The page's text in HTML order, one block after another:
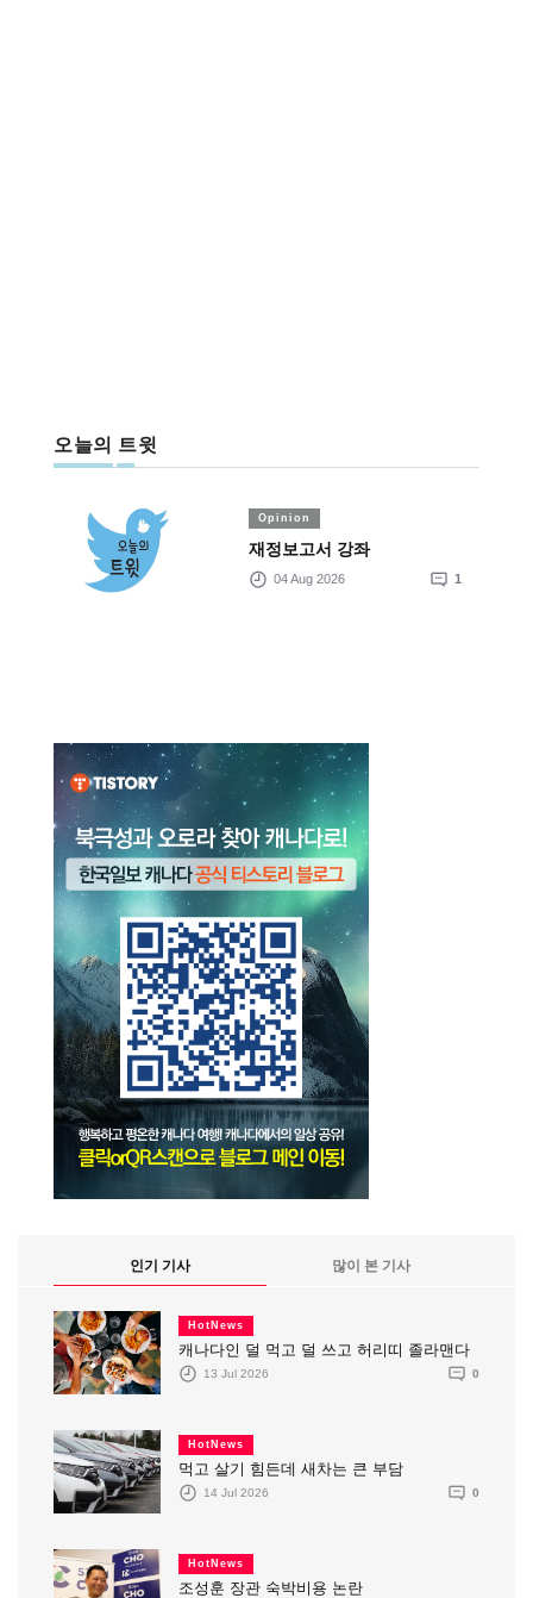
오늘의 트윗
Opinion
재정보고서 강좌
04 Aug 2026 1
인기 기사 많이 본 기사
HotNews
캐나다인 덜 먹고 덜 쓰고 허리띠 졸라맨다
13 Jul 2026 0
HotNews
먹고 살기 힘든데 새차는 큰 부담
14 Jul 2026 0
HotNews
조성훈 장관 숙박비용 논란